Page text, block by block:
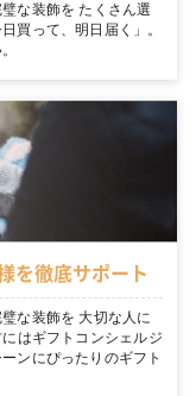
な装飾を たくさん選
買って、明日届く」。
を徹底サポート
な装飾を 大切な人に
はギフトコンシェルジ
ンにぴったりのギフト